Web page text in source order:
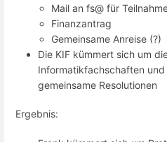
Mail an fs@ für
Finanzantrag
Gemeinsame Anreise (?)
Die KIF kümmert sich um
Informatikfachschaften
gemeinsame Resolutionen
Ergebnis: